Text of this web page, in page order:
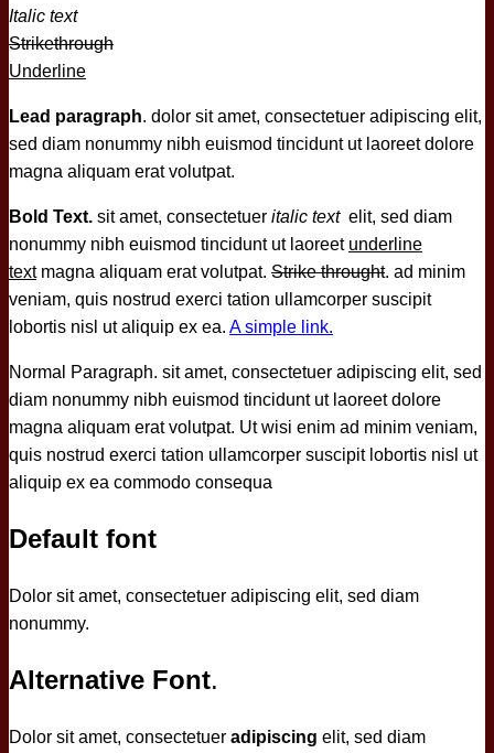
Italic text
Strikethrough
Underline
Lead paragraph. dolor sit amet, consectetuer adipiscing elit,
sed diam nonummy nibh euismod tincidunt ut laoreet dolore
magna aliquam erat volutpat.
Bold Text. sit amet, consectetuer italic text elit, sed diam
nonummy nibh euismod tincidunt ut laoreet underline
textmagna aliquam erat volutpat. Strike throught. ad minim
veniam, quis nostrud exerci tation ullamcorper suscipit
lobortis nisl ut aliquip ex ea. A simple link.
Normal Paragraph. sit amet, consectetuer adipiscing elit, sed
diam nonummy nibh euismod tincidunt ut laoreet dolore
magna aliquam erat volutpat. Ut wisi enim ad minim veniam,
quis nostrud exerci tation ullamcorper suscipit lobortis nisl ut
aliquip ex ea commodo consequa
Default font
Dolor sit amet, consectetuer adipiscing elit, sed diam
nonummy.
Alternative Font.
Dolor sit amet, consectetuer adipiscing elit, sed diam